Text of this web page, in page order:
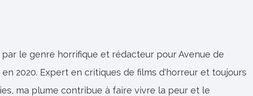
par le genre horrifique et rédacteur pour Avenue de
2020. Expert en critiques de films d'horreur et toujours
ma plume contribue à faire vivre la peur et le